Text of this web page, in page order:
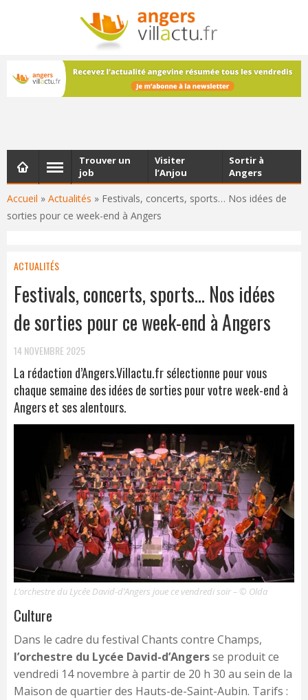
NEWSLETTER
Les dernières actualités d'Angers, chaque vendredi dans
votre boîte e-mail
Accueil » Actualités » Festivals, concerts, sports… Nos idées de
sorties pour ce week-end à Angers
Trouver un
job
Visiter
l’Anjou
Sortir à
Angers
ACTUALITÉS
Festivals, concerts, sports… Nos idées
de sorties pour ce week-end à Angers
14 NOVEMBRE 2025
La rédaction d’Angers.Villactu.fr sélectionne pour vous
chaque semaine des idées de sorties pour votre week-end à
Angers et ses alentours.
L’orchestre du Lycée David-d’Angers joue ce vendredi soir – © Olda
Culture
Dans le cadre du festival Chants contre Champs,
l’orchestre du Lycée David-d’Angersse produit ce
vendredi 14 novembre à partir de 20 h 30 au sein de la
Maison de quartier des Hauts-de-Saint-Aubin. Tarifs :